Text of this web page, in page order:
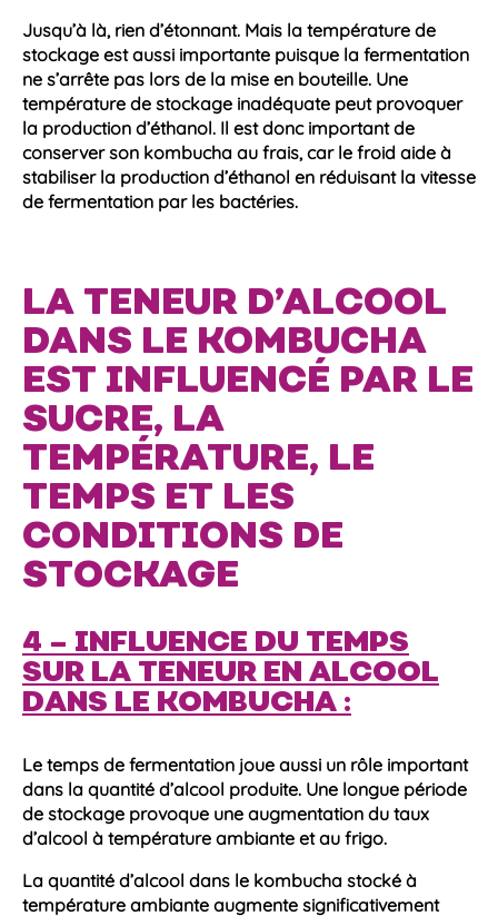
Jusqu’à là, rien d’étonnant. Mais la température de
stockage est aussi importante puisque la fermentation
ne s’arrête pas lors de la mise en bouteille. Une
température de stockage inadéquate peut provoquer
la production d’éthanol. Il est donc important de
conserver son kombucha au frais, car le froid aide à
stabiliser la production d’éthanol en réduisant la vitesse
de fermentation par les bactéries.
LA TENEUR D’ALCOOL
DANS LE KOMBUCHA
EST INFLUENCÉ PAR LE
SUCRE, LA
TEMPÉRATURE, LE
TEMPS ET LES
CONDITIONS DE
STOCKAGE
4 – INFLUENCE DU TEMPS
SUR LA TENEUR EN ALCOOL
DANS LE KOMBUCHA :
Le temps de fermentation joue aussi un rôle important
dans la quantité d’alcool produite. Une longue période
de stockage provoque une augmentation du taux
d’alcool à température ambiante et au frigo.
La quantité d’alcool dans le kombucha stocké à
température ambiante augmente significativement